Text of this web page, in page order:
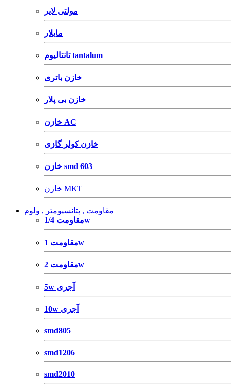
مولتی لایر
مایلار
تانتالیوم tantalum
خازن باتری
خازن بی پلار
خازن AC
خازن کولر گازی
خازن smd 603
خازن MKT
مقاومت , پتانسیومتر , ولوم
مقاومت 1/4w
مقاومت 1w
مقاومت 2w
5w آجری
10w آجری
smd805
smd1206
smd2010